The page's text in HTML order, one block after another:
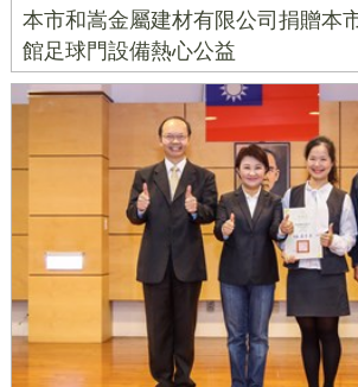
本市和嵩金屬建材有限公司捐贈本
館足球門設備熱心公益